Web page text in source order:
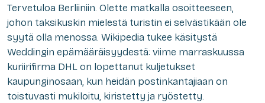
Tervetuloa Berliiniin. Olette matkalla osoitteeseen,
johon taksikuskin mielestä turistin ei selvästikään ole
syytä olla menossa. Wikipedia tukee käsitystä
Weddingin epämääräisyydestä: viime marraskuussa
kuriirifirma DHL on lopettanut kuljetukset
kaupunginosaan, kun heidän postinkantajiaan on
toistuvasti mukiloitu, kiristetty ja ryöstetty.